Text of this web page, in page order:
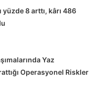
yüzde 8 arttı, kârı 486
Yaz
Operasyonel Riskler